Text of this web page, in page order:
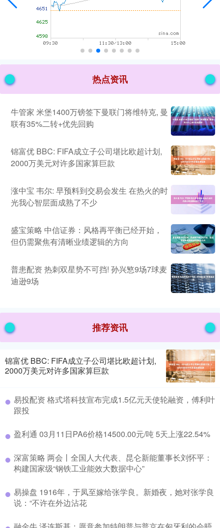
热点资讯
牛管家 米堡1400万镑签下曼联门将维特克, 曼
联有35%二转+优先回购
锦富优 BBC: FIFA成立子公司堪比欧超计划,
2000万美元对许多国家算巨款
涨中宝 韦尔: 早预料到交易会发生 在热火的时
光我心智层面成熟了不少
盛宝策略 中信证券：风格再平衡已经开始，
但仍需聚焦有清晰业绩逻辑的方向
普患配资 热刺双星势不可挡! 孙兴慜9场7球麦
迪逊9场
推荐资讯
锦富优 BBC: FIFA成立子公司堪比欧超计划,
2000万美元对许多国家算巨款
易投配资 格式塔科技宣布完成1.5亿元天使轮融资，傅利叶
跟投
盈利通 03月11日PA6价格14500.00元/吨 5天上涨22.54%
深富策略 两会丨全国人大代表、昆仑新能董事长刘怀平：
构建国家级“钢铁工业能效大数据中心”
易操盘 1916年，于凤至嫁给张学良。新婚夜，她对张学良
说：“不许在外边沾花